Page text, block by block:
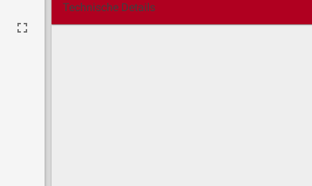
Technische Details